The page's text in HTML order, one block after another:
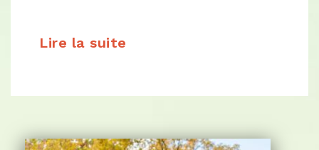
Lire la suite